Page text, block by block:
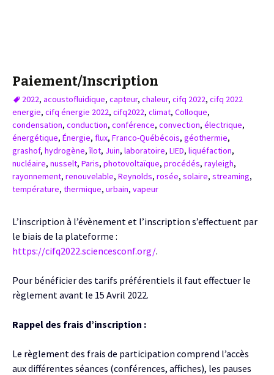
Paiement/Inscription
2022, acoustofluidique, capteur, chaleur, cifq 2022, cifq 2022
energie, cifq énergie 2022, cifq2022, climat, Colloque,
condensation, conduction, conférence, convection, électrique,
énergétique, Énergie, flux, Franco-Québécois, géothermie,
grashof, hydrogène,îlot, Juin, laboratoire, LIED, liquéfaction,
nucléaire, nusselt, Paris, photovoltaïque, procédés, rayleigh,
rayonnement, renouvelable, Reynolds, rosée, solaire, streaming,
température, thermique, urbain, vapeur
L’inscription à l’évènement et l’inscription s’effectuent par
le biais de la plateforme :
https://cifq2022.sciencesconf.org/.
Pour bénéficier des tarifs préférentiels il faut effectuer le
règlement avant le 15 Avril 2022.
Rappel des frais d’inscription :
Le règlement des frais de participation comprend l’accès
aux différentes séances (conférences, affiches), les pauses